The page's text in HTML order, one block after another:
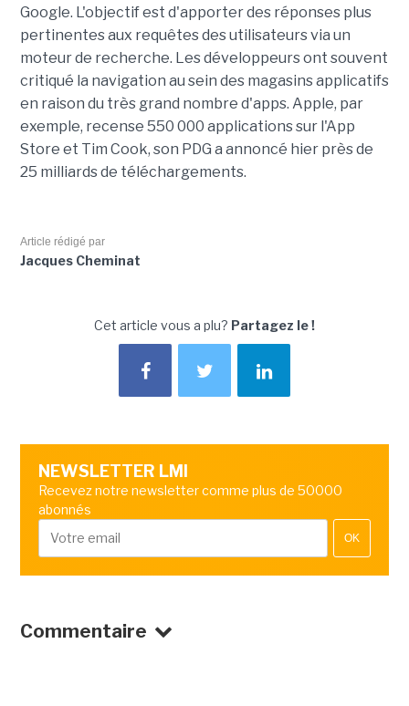
Google. L'objectif est d'apporter des réponses plus
pertinentes aux requêtes des utilisateurs via un
moteur de recherche. Les développeurs ont souvent
critiqué la navigation au sein des magasins applicatifs
en raison du très grand nombre d'apps. Apple, par
exemple, recense 550 000 applications sur l'App
Store et Tim Cook, son PDG a annoncé hier près de
25 milliards de téléchargements.
Article rédigé par
Jacques Cheminat
Cet article vous a plu? Partagez le !
NEWSLETTER LMI
Recevez notre newsletter comme plus de 50000
abonnés
OK
Commentaire